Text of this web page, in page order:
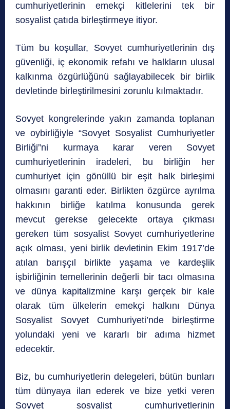
cumhuriyetlerinin emekçi kitlelerini tek bir
sosyalist çatıda birleştirmeye itiyor.
Tüm bu koşullar, Sovyet cumhuriyetlerinin dış
güvenliği, iç ekonomik refahı ve halkların ulusal
kalkınma özgürlüğünü sağlayabilecek bir birlik
devletinde birleştirilmesini zorunlu kılmaktadır.
Sovyet kongrelerinde yakın zamanda toplanan
ve oybirliğiyle “Sovyet Sosyalist Cumhuriyetler
Birliği”ni kurmaya karar veren Sovyet
cumhuriyetlerinin iradeleri, bu birliğin her
cumhuriyet için gönüllü bir eşit halk birleşimi
olmasını garanti eder. Birlikten özgürce ayrılma
hakkının birliğe katılma konusunda gerek
mevcut gerekse gelecekte ortaya çıkması
gereken tüm sosyalist Sovyet cumhuriyetlerine
açık olması, yeni birlik devletinin Ekim 1917’de
atılan barışçıl birlikte yaşama ve kardeşlik
işbirliğinin temellerinin değerli bir tacı olmasına
ve dünya kapitalizmine karşı gerçek bir kale
olarak tüm ülkelerin emekçi halkını Dünya
Sosyalist Sovyet Cumhuriyeti’nde birleştirme
yolundaki yeni ve kararlı bir adıma hizmet
edecektir.
Biz, bu cumhuriyetlerin delegeleri, bütün bunları
tüm dünyaya ilan ederek ve bize yetki veren
Sovyet sosyalist cumhuriyetlerinin